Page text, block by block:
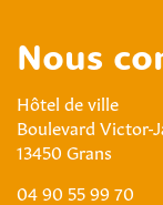
Nous
Hôtel de ville
Boulevard Victor-
13450 Grans
04 90 55 99 70